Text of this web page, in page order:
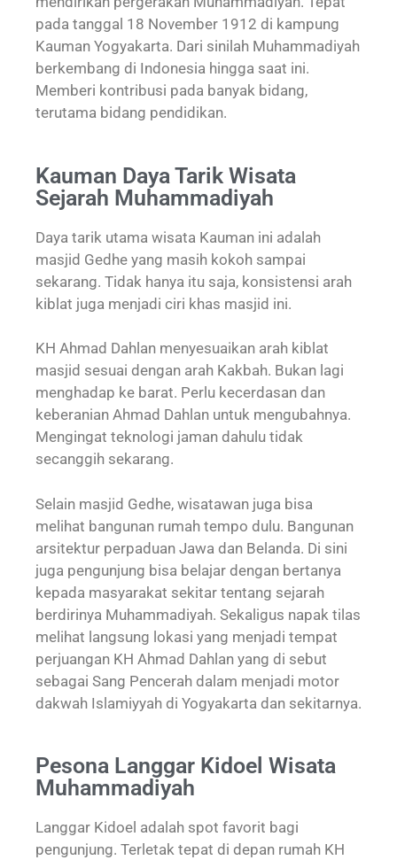
pada tanggal 18 November 1912 di kampung
Kauman Yogyakarta. Dari sinilah Muhammadiyah
berkembang di Indonesia hingga saat ini.
Memberi kontribusi pada banyak bidang,
terutama bidang pendidikan.
Kauman Daya Tarik Wisata
Sejarah Muhammadiyah
Daya tarik utama wisata Kauman ini adalah
masjid Gedhe yang masih kokoh sampai
sekarang. Tidak hanya itu saja, konsistensi arah
kiblat juga menjadi ciri khas masjid ini.
KH Ahmad Dahlan menyesuaikan arah kiblat
masjid sesuai dengan arah Kakbah. Bukan lagi
menghadap ke barat. Perlu kecerdasan dan
keberanian Ahmad Dahlan untuk mengubahnya.
Mengingat teknologi jaman dahulu tidak
secanggih sekarang.
Selain masjid Gedhe, wisatawan juga bisa
melihat bangunan rumah tempo dulu. Bangunan
arsitektur perpaduan Jawa dan Belanda. Di sini
juga pengunjung bisa belajar dengan bertanya
kepada masyarakat sekitar tentang sejarah
berdirinya Muhammadiyah. Sekaligus napak tilas
melihat langsung lokasi yang menjadi tempat
perjuangan KH Ahmad Dahlan yang di sebut
sebagai Sang Pencerah dalam menjadi motor
dakwah Islamiyyah di Yogyakarta dan sekitarnya.
Pesona Langgar Kidoel Wisata
Muhammadiyah
Langgar Kidoel adalah spot favorit bagi
pengunjung. Terletak tepat di depan rumah KH